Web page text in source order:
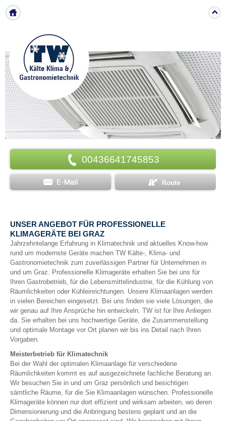
00436641745853
UNSER ANGEBOT FÜR PROFESSIONELLE
KLIMAGERÄTE BEI GRAZ
Jahrzehntelange Erfahrung in Klimatechnik und aktuelles Know-how
rund um modernste Geräte machen TW Kälte-, Klima- und
Gastronomietechnik zum zuverlässigen Partner für Unternehmen in
und um Graz. Professionelle Klimageräte erhalten Sie bei uns für
Ihren Gastrobetrieb, für die Lebensmittelindustrie, für die Kühlung von
Räumlichkeiten oder Kühleinrichtungen. Unsere Klimaanlagen werden
in vielen Bereichen eingesetzt. Bei uns finden sie viele Lösungen, die
wir genau auf Ihre Ansprüche hin entwickeln. TW ist für Ihre Anliegen
da. Sie erhalten bei uns hochwertige Geräte, die Zusammenstellung
und optimale Montage vor Ort planen wir bis ins Detail nach Ihren
Vorgaben.
Meisterbetrieb für Klimatechnik
Bei der Wahl der optimalen Klimaanlage für verschiedene
Räumlichkeiten kommt es auf ausgezeichnete fachliche Beratung an.
Wir besuchen Sie in und um Graz persönlich und besichtigen
sämtliche Räume, für die Sie Klimaanlagen wünschen. Professionelle
Klimageräte können nur dort effizient und wirksam arbeiten, wo deren
Dimensionierung und die Anbringung bestens geplant und an die